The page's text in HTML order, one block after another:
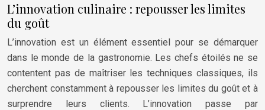
L’innovation culinaire : repousser les limites
du goût
L’innovation est un élément essentiel pour se démarquer
dans le monde de la gastronomie. Les chefs étoilés ne se
contentent pas de maîtriser les techniques classiques, ils
cherchent constamment à repousser les limites du goût et à
surprendre leurs clients. L’innovation passe par